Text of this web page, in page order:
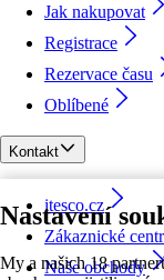
Nastavení
My a našich 18
Jak nakupovat
Registrace
Rezervace času
Oblíbené
Kontakt
itesco.cz
Zákaznické
Naše obchody